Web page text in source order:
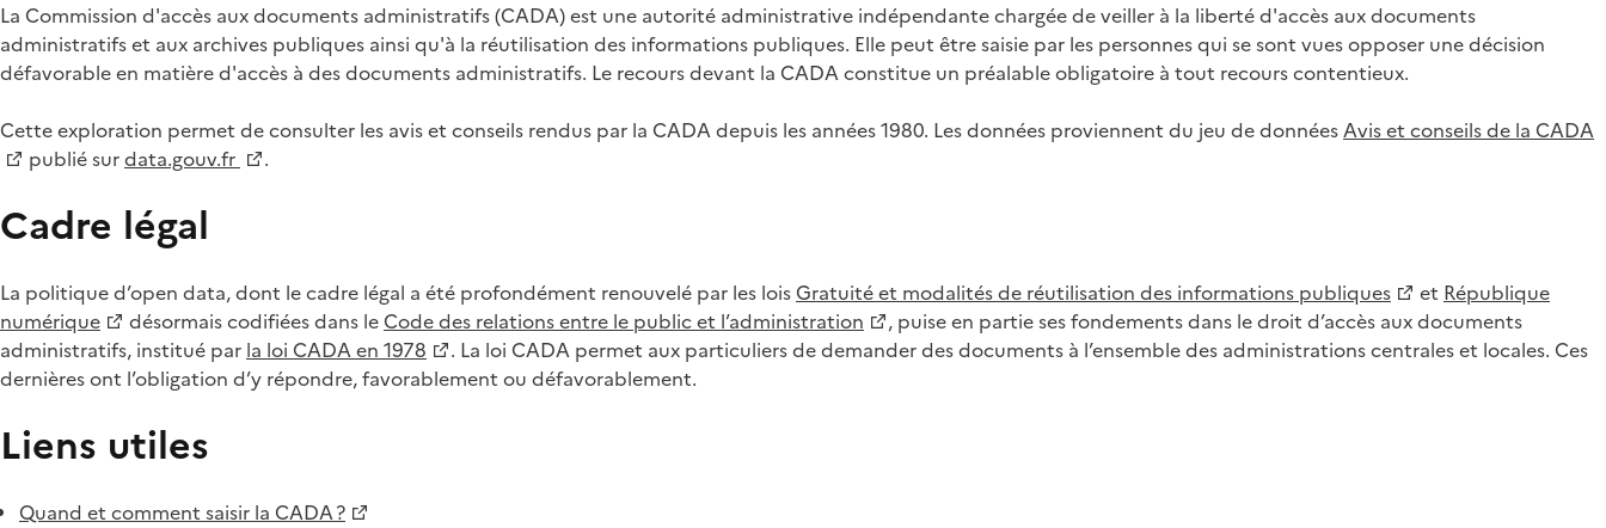
La Commission d'accès aux documents administratifs (CADA) est une autorité administrative indépendante chargée de veiller à la liberté d'accès aux documents
administratifs et aux archives publiques ainsi qu'à la réutilisation des informations publiques. Elle peut être saisie par les personnes qui se sont vues opposer une décision
défavorable en matière d'accès à des documents administratifs. Le recours devant la CADA constitue un préalable obligatoire à tout recours contentieux.
Cette exploration permet de consulter les avis et conseils rendus par la CADA depuis les années 1980. Les données proviennent du jeu de donnéesAvis et conseils de la CADA
publié surdata.gouv.fr .
Cadre légal
La politique d’open data, dont le cadre légal a été profondément renouvelé par les loisGratuité et modalités de réutilisation des informations publiques et République
numérique
désormais codifiées dans le Code des relations entre le public et l’administration
, puise en partie ses fondements dans le droit d’accès aux documents
administratifs, institué par la loi CADA en 1978
. La loi CADA permet aux particuliers de demander des documents à l’ensemble des administrations centrales et locales. Ces
dernières ont l’obligation d’y répondre, favorablement ou défavorablement.
Liens utiles
Quand et comment saisir la CADA ?